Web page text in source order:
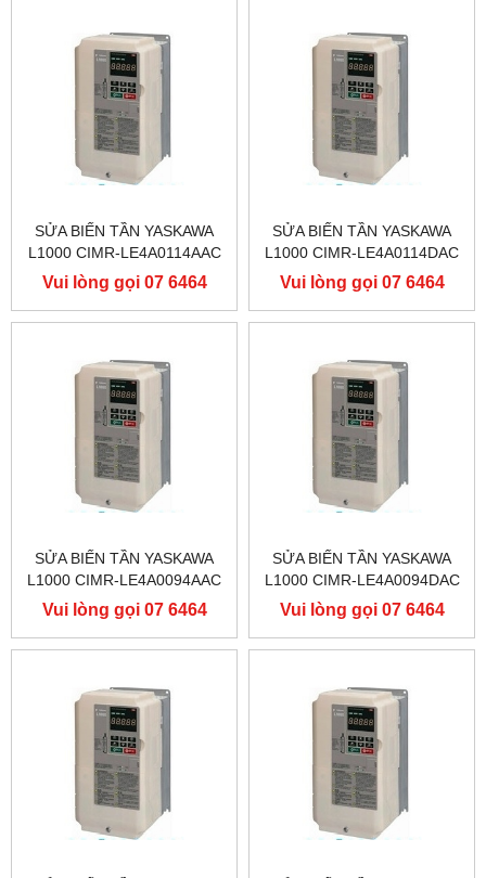
SỬA BIẾN TẦN YASKAWA
L1000 CIMR-LE4A0114AAC
400V 55KW, BIẾN TẦN
YASKAWA L1000
Vui lòng gọi 07 6464
9556
SỬA BIẾN TẦN YASKAWA
L1000 CIMR-LE4A0114DAC
400V 55KW, BIẾN TẦN
YASKAWA L1000
Vui lòng gọi 07 6464
9556
SỬA BIẾN TẦN YASKAWA
L1000 CIMR-LE4A0094AAC
400V 45KW, BIẾN TẦN
YASKAWA L1000
Vui lòng gọi 07 6464
9556
SỬA BIẾN TẦN YASKAWA
L1000 CIMR-LE4A0094DAC
400V 45KW, BIẾN TẦN
YASKAWA L1000
Vui lòng gọi 07 6464
9556